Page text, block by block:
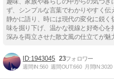
ず、シンプルな言葉でわかりやすく
静かに語り、時には現代の変化に鋭
味を掘り下げ、温かな視線と好奇心
深みを両立させた散文風の仕立てが魅
1943045 23
週間IN:560 週間OUT:660 月間IN:3020